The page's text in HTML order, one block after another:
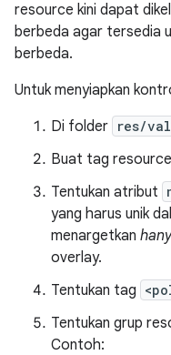
resource kini dapat
berbeda agar tersedia
berbeda.
Untuk menyiapkan
Di folder res/
Buat tag resource
Tentukan atribut
yang harus unik
menargetkan
overlay.
Tentukan tag
Tentukan grup
Contoh: